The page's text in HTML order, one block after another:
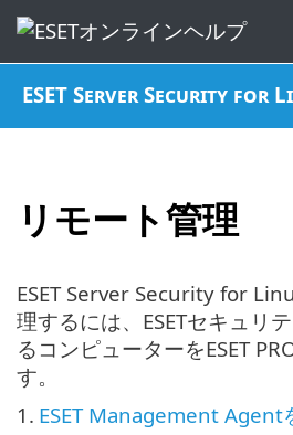
ESET Server Security for
リモート管理
ESET Server Security for
理するには、ESETセキュリ
るコンピューターをESET
す。
1. ESET Management Agent